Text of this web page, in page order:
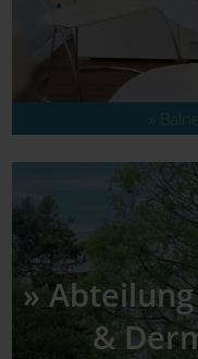
»
»
&